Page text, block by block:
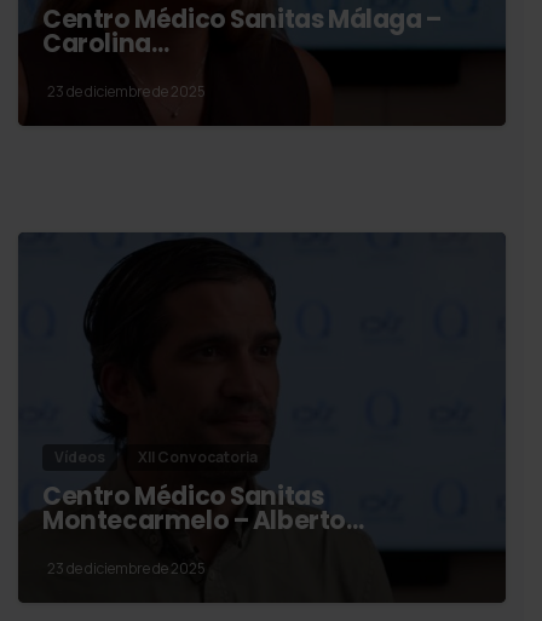
Centro Médico Sanitas Málaga –
Carolina…
23 de diciembre de 2025
Vídeos XII Convocatoria
Centro Médico Sanitas
Montecarmelo – Alberto…
23 de diciembre de 2025